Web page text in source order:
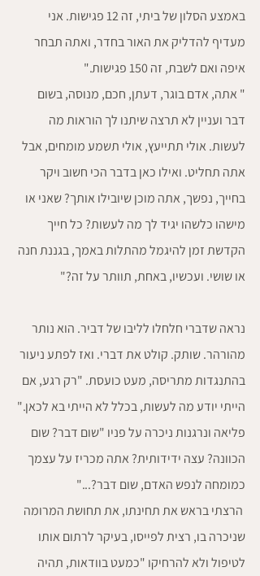
באמצע הסלון של ביתי, זה 12 פגישות. אני
מעדיף להדליק את האור בחדר, ואתה תבחר
איפה ואם לשבת, זה 150 פגישות."
" אתה, אדם בוגר, דעתן, חכם, מנוסה, בשום
דבר ועניין לא תרצה שיתנו לך הוראות מה
לעשות. אולי תתייעץ, אולי תשמע מומחים, אבל
אתה תחליט. ואילו כאן בדבר הכי חשוב ויקר
בחייך, נפשך, אתה מוכן שיובילו אותך? שאני או
מישהו כלשהו יגיד לך מה לעשות? כל חייך
הקדשת זמן להיגמל מהתלות באמך, בגננת חנה
או שושי. ועכשיו, באחת, תוותר על זה?"
נראה שדברי חלחלו לליבו של דביר. הוא נותר
מהורהר. שותק. קולט את דברי. ואז לפתע ניעור
בהתנגדות מתריסה, מעט כועסת. "רק רגע, אם
הייתי יודע מה לעשות, בכלל לא הייתי בא לכאן."
פליאה ונרגנות ניכרה על פניו "שום דבר? שום
הכוונה? עצה ידידותית? אתה מכריז על עצמך
כמומחה לנפש האדם, שום דבר?..."
הרצתי בראש את תחינתו, את תחושת המרומה
שניכרה בו, רצית לפייסו, בעיקר לרתום אותו
לטיפול ולא להרחיקו "כמעט בוודאות, תהיה